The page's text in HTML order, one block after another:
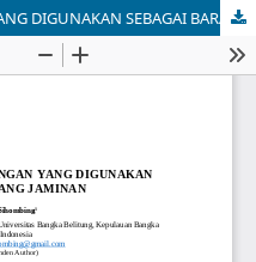
EKSEKUSI HAK TANGGUNGAN YANG DIGUNAKAN SEBAGAI BARANG JAMINAN